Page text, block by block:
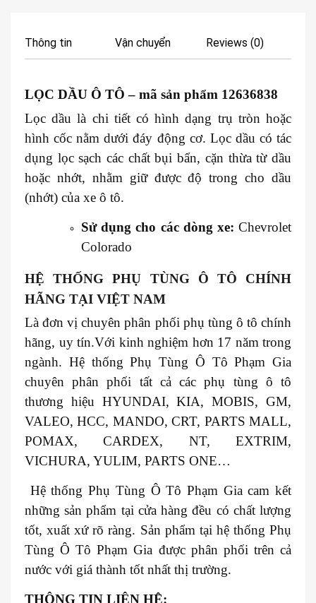
Thông tin Vận chuyển Reviews (0)
LỌC DẦU Ô TÔ– mã sản phẩm 12636838
Lọc dầu là chi tiết có hình dạng trụ tròn hoặc
hình cốc nằm dưới đáy động cơ. Lọc dầu có tác
dụng lọc sạch các chất bụi bẩn, cặn thừa từ dầu
hoặc nhớt, nhằm giữ được độ trong cho dầu
(nhớt) của xe ô tô.
Sử dụng cho các dòng xe: Chevrolet
Colorado
HỆ THỐNG PHỤ TÙNG Ô TÔ CHÍNH
HÃNG TẠI VIỆT NAM
Là đơn vị chuyên phân phối phụ tùng ô tô chính
hãng, uy tín.Với kinh nghiệm hơn 17 năm trong
ngành. Hệ thống Phụ Tùng Ô Tô Phạm Gia
chuyên phân phối tất cả các phụ tùng ô tô
thương hiệu HYUNDAI, KIA, MOBIS, GM,
VALEO, HCC, MANDO, CRT, PARTS MALL,
POMAX, CARDEX, NT, EXTRIM,
VICHURA, YULIM, PARTS ONE…
Hệ thống Phụ Tùng Ô Tô Phạm Gia cam kết
những sản phẩm tại cửa hàng đều có chất lượng
tốt, xuất xứ rõ ràng. Sản phẩm tại hệ thống Phụ
Tùng Ô Tô Phạm Gia được phân phối trên cả
nước với giá thành tốt nhất thị trường.
THÔNG TIN LIÊN HỆ: